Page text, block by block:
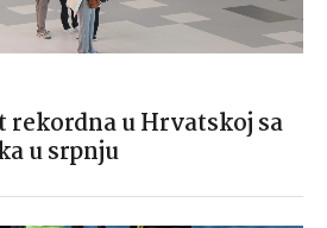
rekordna u Hrvatskoj sa
u srpnju